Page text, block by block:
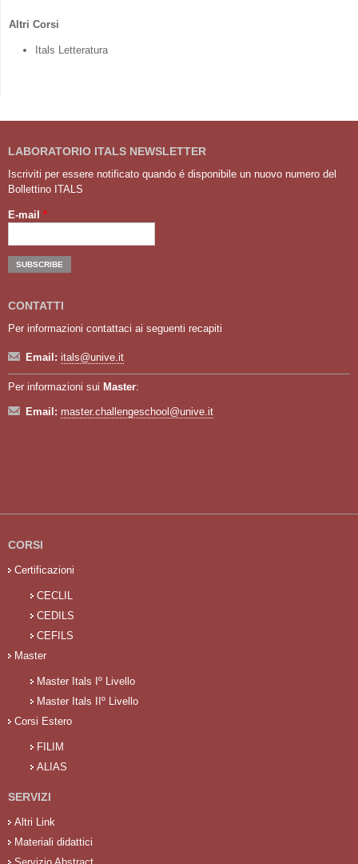
Altri Corsi
Itals Letteratura
LABORATORIO ITALS NEWSLETTER
Iscriviti per essere notificato quando é disponibile un nuovo numero del
Bollettino ITALS
E-mail *
CONTATTI
Per informazioni contattaci ai seguenti recapiti
Email: itals@unive.it
Per informazioni sui Master:
Email: master.challengeschool@unive.it
CORSI
Certificazioni
CECLIL
CEDILS
CEFILS
Master
Master Itals Iº Livello
Master Itals IIº Livello
Corsi Estero
FILIM
ALIAS
SERVIZI
Altri Link
Materiali didattici